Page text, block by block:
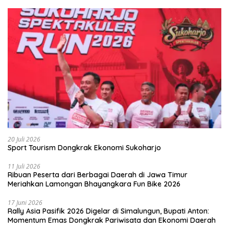
20 Juli 2026
Sport Tourism Dongkrak Ekonomi Sukoharjo
11 Juli 2026
Ribuan Peserta dari Berbagai Daerah di Jawa Timur
Meriahkan Lamongan Bhayangkara Fun Bike 2026
17 Juni 2026
Rally Asia Pasifik 2026 Digelar di Simalungun, Bupati Anton:
Momentum Emas Dongkrak Pariwisata dan Ekonomi Daerah